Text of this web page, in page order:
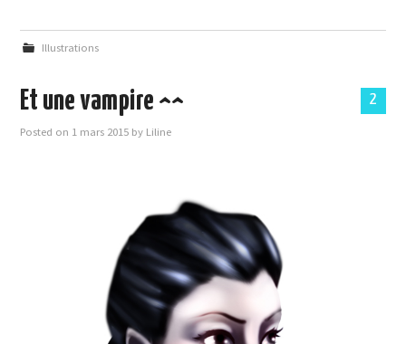
Illustrations
2
Et une vampire ^^
Posted on 1 mars 2015 by Liline